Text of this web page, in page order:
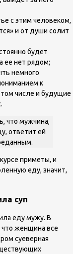
с этим человеком,
и от души солит
будет
ее нет рядом;
немного
к
числе и будущие
что мужчина,
ответит ей
приметы, и
еду, значит,
суп
еду мужу. В
что женщина все
суеверная